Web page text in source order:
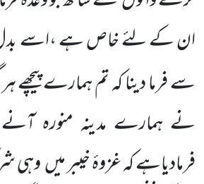
ان کے لئے خاص ہے ،اسے
سے فرما دینا کہ تم ہمارے پیچھے
نے ہمارے مدینہ منورہ
فرمادیاہےکہ غزوۂ خیبر میںوہی